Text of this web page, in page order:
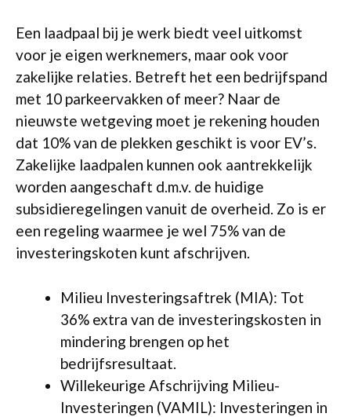
Een laadpaal bij je werk biedt veel uitkomst
voor je eigen werknemers, maar ook voor
zakelijke relaties. Betreft het een bedrijfspand
met 10 parkeervakken of meer? Naar de
nieuwste wetgeving moet je rekening houden
dat 10% van de plekken geschikt is voor EV’s.
Zakelijke laadpalen kunnen ook aantrekkelijk
worden aangeschaft d.m.v. de huidige
subsidieregelingen vanuit de overheid. Zo is er
een regeling waarmee je wel 75% van de
investeringskoten kunt afschrijven.
Milieu Investeringsaftrek (MIA): Tot
36% extra van de investeringskosten in
mindering brengen op het
bedrijfsresultaat.
Willekeurige Afschrijving Milieu-
Investeringen (VAMIL): Investeringen in